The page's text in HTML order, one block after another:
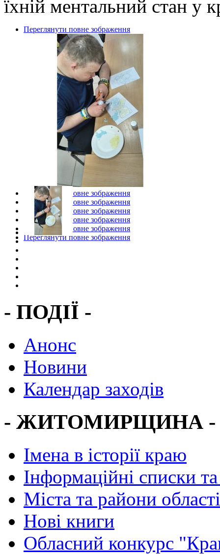
їхній ментальний стан у
Переглянути повне зображення
Переглянути повне зображення
Переглянути повне зображення
Переглянути повне зображення
Переглянути повне зображення
Переглянути повне зображення
Переглянути повне зображення
- ПОДІЇ -
Анонс
Новини
Календар заходів
- ЖИТОМИРЩИНА -
Імена в історії краю
Інформаційні списки
Міста та райони області
Нові книги
Обласний конкурс